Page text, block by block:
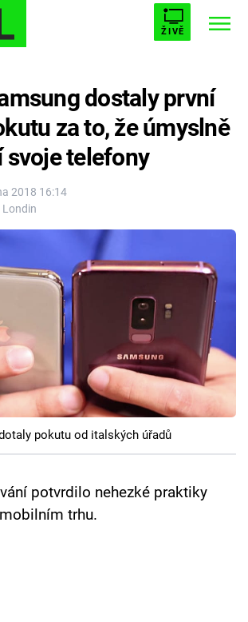
ŽIVĚ
KOTEL AVENGERS 5
2018 16:14
Londin
dostaly první
za to, že úmyslně
svoje telefony
pokutu od italských úřadů
potvrdilo nehezké praktiky
trhu.